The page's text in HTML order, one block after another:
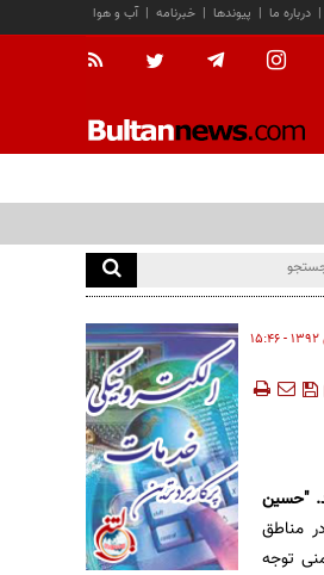
آب و هوا | خبرنامه | پیوندها | درباره ما |
"حسین
مناطق
توجه